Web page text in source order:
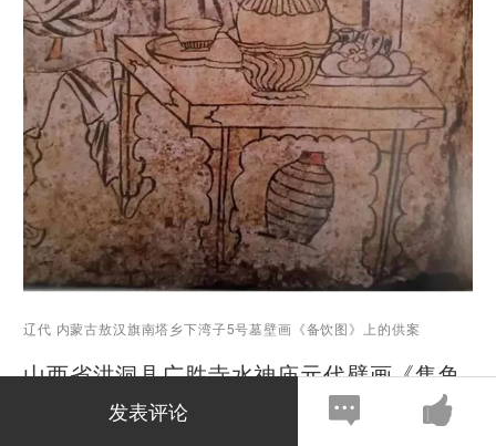
辽代 内蒙古敖汉旗南塔乡下湾子5号墓壁画《备饮图》上的供案
山西省洪洞县广胜寺水神庙元代壁画《售鱼
图》上，插肩榫案左右腿间，置有双罗锅
发表评论